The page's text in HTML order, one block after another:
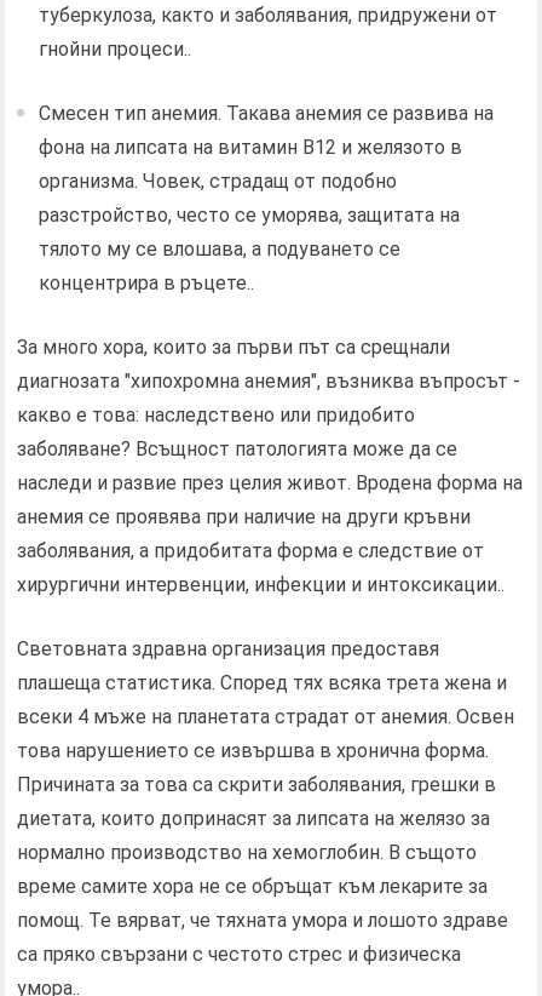
туберкулоза, както и заболявания, придружени от
гнойни процеси..
Смесен тип анемия. Такава анемия се развива на
фона на липсата на витамин В12 и желязото в
организма. Човек, страдащ от подобно
разстройство, често се уморява, защитата на
тялото му се влошава, а подуването се
концентрира в ръцете..
За много хора, които за първи път са срещнали
диагнозата "хипохромна анемия", възниква въпросът -
какво е това: наследствено или придобито
заболяване? Всъщност патологията може да се
наследи и развие през целия живот. Вродена форма на
анемия се проявява при наличие на други кръвни
заболявания, а придобитата форма е следствие от
хирургични интервенции, инфекции и интоксикации..
Световната здравна организация предоставя
плашеща статистика. Според тях всяка трета жена и
всеки 4 мъже на планетата страдат от анемия. Освен
това нарушението се извършва в хронична форма.
Причината за това са скрити заболявания, грешки в
диетата, които допринасят за липсата на желязо за
нормално производство на хемоглобин. В същото
време самите хора не се обръщат към лекарите за
помощ. Те вярват, че тяхната умора и лошото здраве
са пряко свързани с честото стрес и физическа
умора..